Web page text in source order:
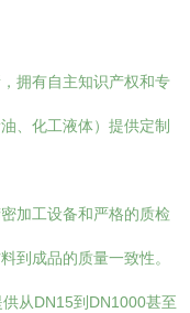
拥有自主知识产权和专
、化工液体）提供定制
加工设备和严格的质检
到成品的质量一致性。
从DN15到DN1000甚至